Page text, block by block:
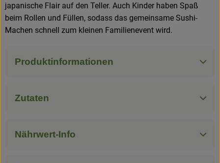
japanische Flair auf den Teller. Auch Kinder haben Spaß
beim Rollen und Füllen, sodass das gemeinsame Sushi-
Machen schnell zum kleinen Familienevent wird.
Produktinformationen
Zutaten
Nährwert-Info